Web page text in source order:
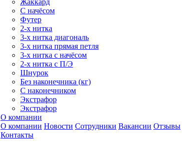
Жаккард
С начёсом
Футер
2-х нитка
3-х нитка диагональ
3-х нитка прямая петля
3-х нитка с начёсом
2-х нитка с П/Э
Шнурок
Без наконечника (кг)
С наконечником
Экстрафор
Экстрафор
О компании
О компании Новости Сотрудники Вакансии Отзывы
Контакты